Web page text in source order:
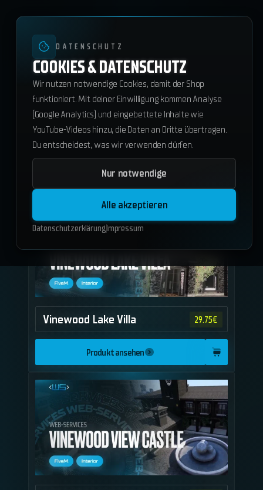
MAPS
Neueste zuerst
Vinewood Lake Villa 29.75€
Produkt ansehen
DATENSCHUTZ
COOKIES & DATENSCHUTZ
Wir nutzen notwendige Cookies, damit der Shop
funktioniert. Mit deiner Einwilligung kommen Analyse
(Google Analytics) und eingebettete Inhalte wie
YouTube-Videos hinzu, die Daten an Dritte übertragen.
Du entscheidest, was wir verwenden dürfen.
Nur notwendige
Alle akzeptieren
Datenschutzerklärung Impressum